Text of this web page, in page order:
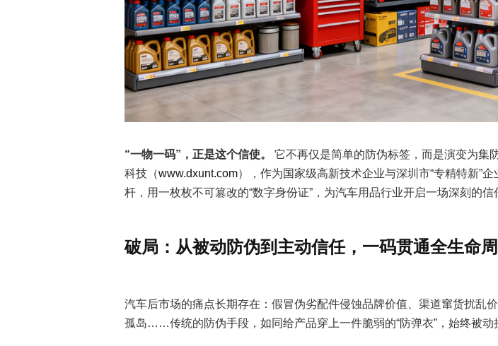
“一物一码”，正是这个信使。
它不再仅是简单的防伪标签，而是演变为集
科技（www.dxunt.com），作为国家级高新技术企业与深圳市“专精特新”
杆，用一枚枚不可篡改的“数字身份证”，为汽车用品行业开启一场深刻的信
破局：从被动防伪到主动信任，一码贯通全生命
汽车后市场的痛点长期存在：假冒伪劣配件侵蚀品牌价值、渠道窜货扰乱
孤岛……传统的防伪手段，如同给产品穿上一件脆弱的“防弹衣”，始终被动